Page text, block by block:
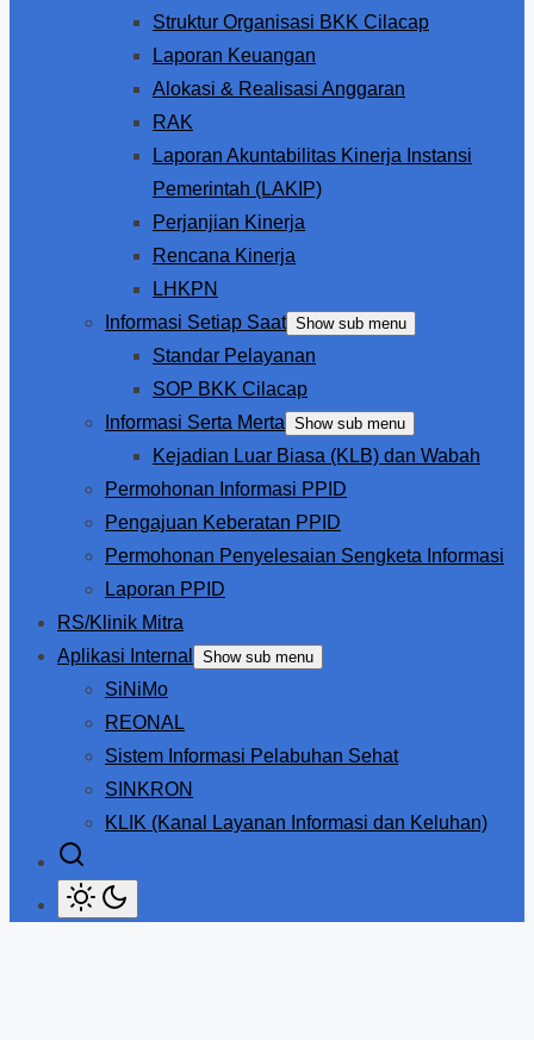
Struktur Organisasi BKK Cilacap
Laporan Keuangan
Alokasi & Realisasi Anggaran
RAK
Laporan Akuntabilitas Kinerja Instansi
Pemerintah (LAKIP)
Perjanjian Kinerja
Rencana Kinerja
LHKPN
Informasi Setiap Saat Show sub menu
Standar Pelayanan
SOP BKK Cilacap
Informasi Serta Merta Show sub menu
Kejadian Luar Biasa (KLB) dan Wabah
Permohonan Informasi PPID
Pengajuan Keberatan PPID
Permohonan Penyelesaian Sengketa Informasi
Laporan PPID
RS/Klinik Mitra
Aplikasi Internal
Show sub menu
SiNiMo
REONAL
Sistem Informasi Pelabuhan Sehat
SINKRON
KLIK (Kanal Layanan Informasi dan Keluhan)